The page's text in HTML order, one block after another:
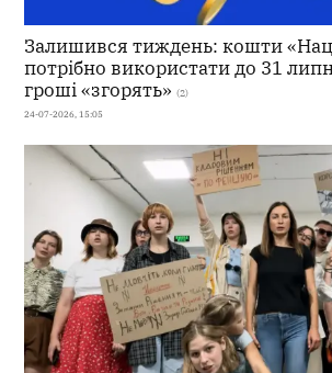
Залишився тиждень: кошти
потрібно використати до 31
гроші «згорять» (2)
24-07-2026, 15:05